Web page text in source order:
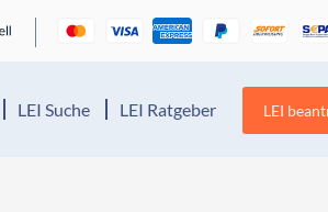
LEI Suche LEI Ratgeber LEI